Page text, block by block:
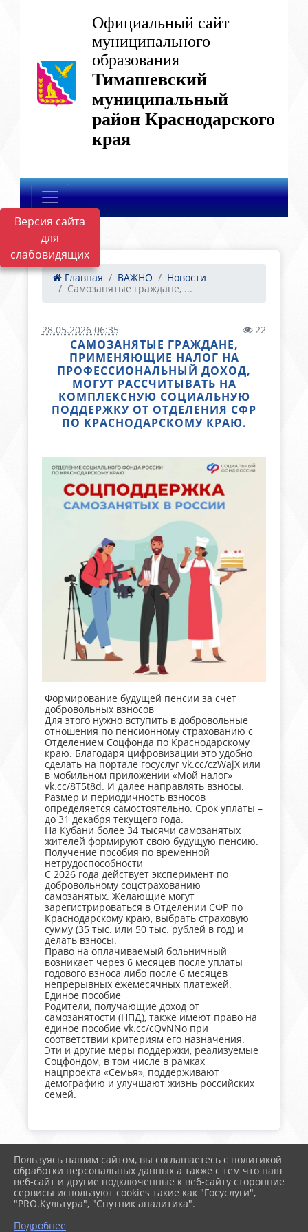
Версия сайта
для
слабовидящих
Официальный сайт
муниципального
образования
Тимашевский
муниципальный
район Краснодарского
края
Главная ВАЖНО
Новости
Самозанятые граждане, ...
28.05.2026 06:35 22
САМОЗАНЯТЫЕ ГРАЖДАНЕ,
ПРИМЕНЯЮЩИЕ НАЛОГ НА
ПРОФЕССИОНАЛЬНЫЙ ДОХОД,
МОГУТ РАССЧИТЫВАТЬ НА
КОМПЛЕКСНУЮ СОЦИАЛЬНУЮ
ПОДДЕРЖКУ ОТ ОТДЕЛЕНИЯ СФР
ПО КРАСНОДАРСКОМУ КРАЮ.
Формирование будущей пенсии за счет
добровольных взносов
Для этого нужно вступить в добровольные
отношения по пенсионному страхованию с
Отделением Соцфонда по Краснодарскому
краю. Благодаря цифровизации это удобно
сделать на портале госуслуг vk.cc/czWajX или
в мобильном приложении «Мой налог»
vk.cc/8T5t8d. И далее направлять взносы.
Размер и периодичность взносов
определяется самостоятельно. Срок уплаты –
до 31 декабря текущего года.
На Кубани более 34 тысячи самозанятых
жителей формируют свою будущую пенсию.
Получение пособия по временной
нетрудоспособности
С 2026 года действует эксперимент по
добровольному соцстрахованию
самозанятых. Желающие могут
зарегистрироваться в Отделении СФР по
Краснодарскому краю, выбрать страховую
сумму (35 тыс. или 50 тыс. рублей в год) и
делать взносы.
Право на оплачиваемый больничный
возникает через 6 месяцев после уплаты
годового взноса либо после 6 месяцев
непрерывных ежемесячных платежей.
Единое пособие
Родители, получающие доход от
самозанятости (НПД), также имеют право на
единое пособие vk.cc/cQvNNo при
соответствии критериям его назначения.
Эти и другие меры поддержки, реализуемые
Соцфондом, в том числе в рамках
нацпроекта «Семья», поддерживают
демографию и улучшают жизнь российских
семей.
2026 г. тимрегион.рф
Вход
Карта сайта
Политика обработки персональных данных
Пользуясь нашим сайтом, вы соглашаетесь с политикой
обработки персональных данных а также с тем что наш
веб-сайт и другие подключенные к веб-сайту сторонние
сервисы используют cookies такие как "Госуслуги",
"PRO.Культура", "Спутник аналитика".
Подробнее